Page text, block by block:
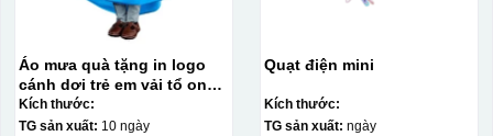
Áo mưa quà tặng in logo
cánh dơi trẻ em vải tổ ong
KQ-AM11
Kích thước:
TG sản xuất: 10 ngày
Quạt điện mini
Kích thước:
TG sản xuất: ngày